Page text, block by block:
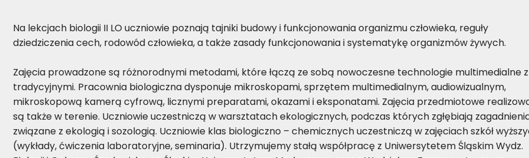
Na lekcjach biologii II LO uczniowie poznają tajniki budowy i funkcjonowania organizmu człowieka, reguły
dziedziczenia cech, rodowód człowieka, a także zasady funkcjonowania i systematykę organizmów żywych.
Zajęcia prowadzone są różnorodnymi metodami, które łączą ze sobą nowoczesne technologie multimedialne z
tradycyjnymi. Pracownia biologiczna dysponuje mikroskopami, sprzętem multimedialnym, audiowizualnym,
mikroskopową kamerą cyfrową, licznymi preparatami, okazami i eksponatami. Zajęcia przedmiotowe
są także w terenie. Uczniowie uczestniczą w warsztatach ekologicznych, podczas których zgłębiają
związane z ekologią i sozologią. Uczniowie klas biologiczno – chemicznych uczestniczą w zajęciach szkół
(wykłady, ćwiczenia laboratoryjne, seminaria). Utrzymujemy stałą współpracę z Uniwersytetem Śląskim Wydz.